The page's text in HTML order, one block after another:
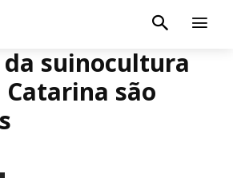
da suinocultura
Catarina são